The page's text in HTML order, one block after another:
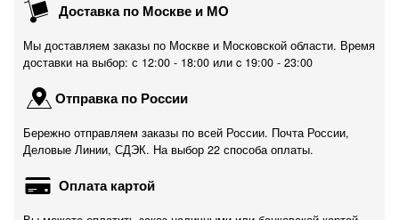
Доставка по Москве и МО
Мы доставляем заказы по Москве и Московской области. Время
доставки на выбор: с 12:00 - 18:00 или c 19:00 - 23:00
Отправка по России
Бережно отправляем заказы по всей России. Почта России,
Деловые Линии, СДЭК. На выбор 22 способа оплаты.
Оплата картой